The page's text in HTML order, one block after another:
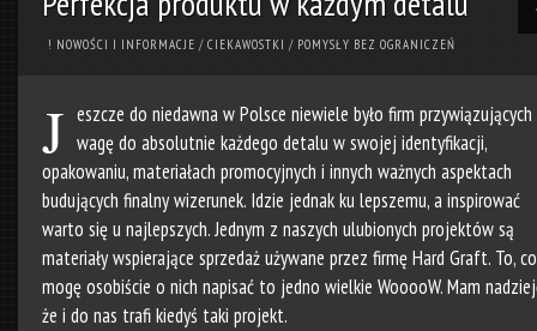
! NOWOŚCI I INFORMACJE / CIEKAWOSTKI / POMYSŁY BEZ OGRANICZEŃ
J eszcze do niedawna w Polsce niewiele było firm przywiązujących
wagę do absolutnie każdego detalu w swojej identyfikacji,
opakowaniu, materiałach promocyjnych i innych ważnych aspektach
budujących finalny wizerunek. Idzie jednak ku lepszemu, a inspirować
warto się u najlepszych. Jednym z naszych ulubionych projektów są
materiały wspierające sprzedaż używane przez firmęHard Graft. To, co
mogę osobiście o nich napisać to jedno wielkie WooooW. Mam
że i do nas trafi kiedyś taki projekt.